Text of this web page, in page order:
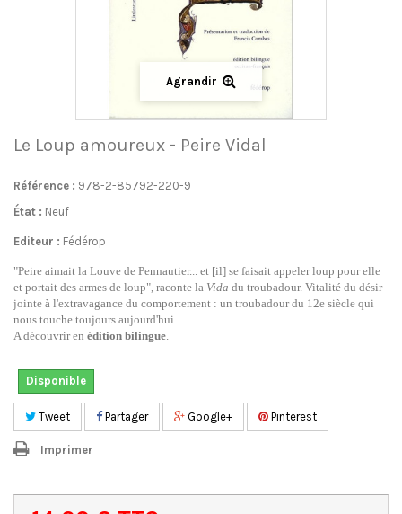
Agrandir
Le Loup amoureux - Peire Vidal
Référence : 978-2-85792-220-9
État : Neuf
Editeur : Fédérop
"Peire aimait la Louve de Pennautier... et [il] se faisait appeler loup pour elle
et portait des armes de loup", raconte la Vida du troubadour. Vitalité du désir
jointe à l'extravagance du comportement : un troubadour du 12e siècle qui
nous touche toujours aujourd'hui.
A découvrir en édition bilingue.
Disponible
Tweet Partager Google+ Pinterest
Imprimer